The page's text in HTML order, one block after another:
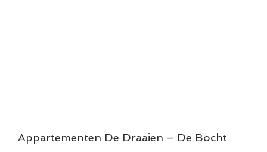
Appartementen De Draaien – De Bocht